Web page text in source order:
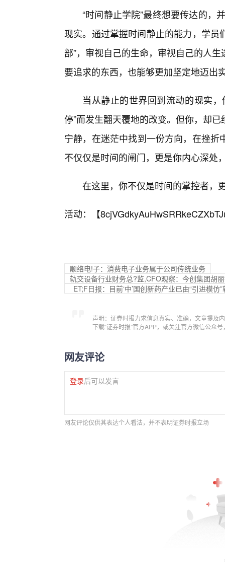
“时间静止学院”最终想要传达的，
现实。通过掌握时间静止的能力，学员
部”，审视自己的生命，审视自己的人
要追求的东西，也能够更加坚定地迈出
当从静止的世界回到流动的现实
停”而发生翻天覆地的改变。但你，却
宁静，在迷茫中找到一份方向，在挫
不仅仅是时间的闸门，更是你内心深处
在这里，你不仅是时间的掌控者，
活动：【
顺络电!子：消费电子业务属于公司传统业务
轨交设备行业财务总?监,CFO观察：今创集团胡
ET;F日报：目前‘中’国创新药产业已由“引进模
声明：证券时报力求信息真实、准确，文章提及
下载“证券时报”官方APP，或关注官方微信公众
网友评论
登录后可以发言
网友评论仅供其表达个人看法，并不表明证券时报立场